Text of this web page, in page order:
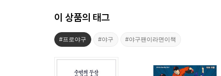
이 상품의 태그
#프로야구 #야구 #야구팬이라면이책